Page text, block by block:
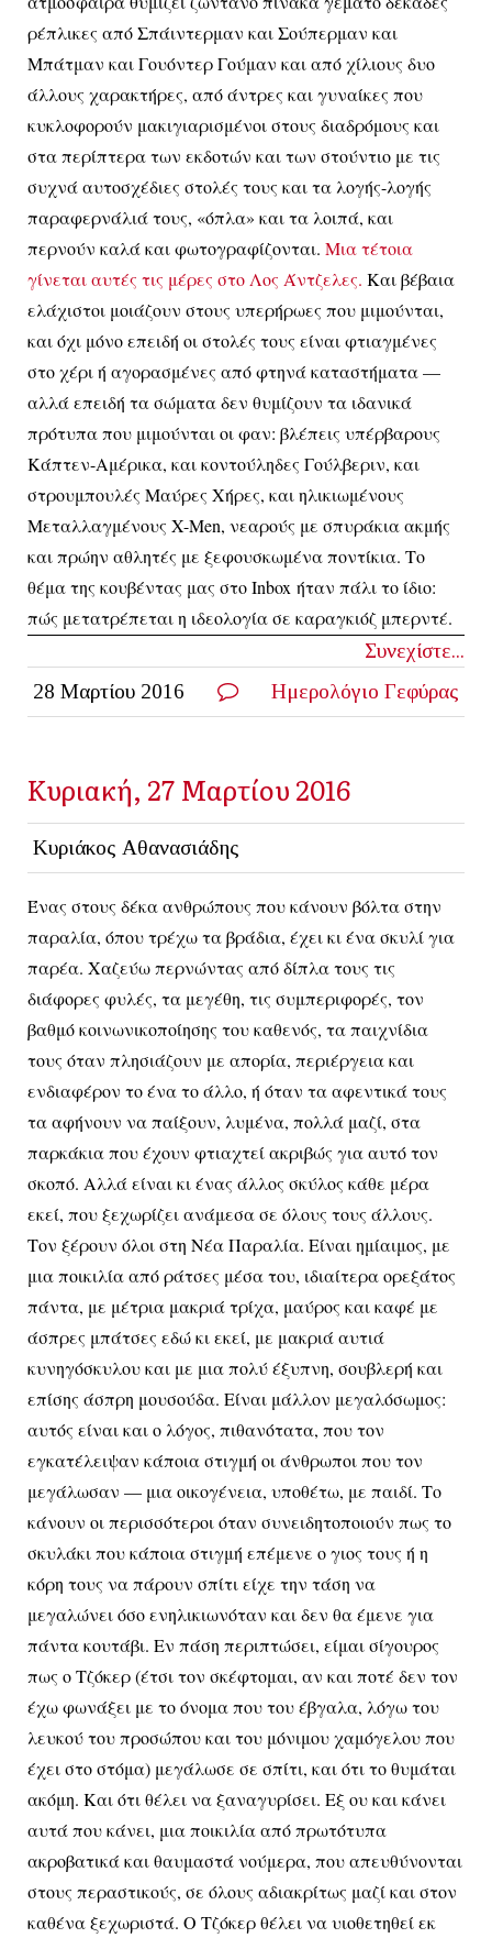
ρέπλικες από Σπάιντερμαν και Σούπερμαν και
Μπάτμαν και Γουόντερ Γούμαν και από χίλιους δυο
άλλους χαρακτήρες, από άντρες και γυναίκες που
κυκλοφορούν μακιγιαρισμένοι στους διαδρόμους και
στα περίπτερα των εκδοτών και των στούντιο με τις
συχνά αυτοσχέδιες στολές τους και τα λογής-λογής
παραφερνάλιά τους, «όπλα» και τα λοιπά, και
περνούν καλά και φωτογραφίζονται. Μια τέτοια
γίνεται αυτές τις μέρες στο Λος Άντζελες. Και βέβαια
ελάχιστοι μοιάζουν στους υπερήρωες που μιμούνται,
και όχι μόνο επειδή οι στολές τους είναι φτιαγμένες
στο χέρι ή αγορασμένες από φτηνά καταστήματα —
αλλά επειδή τα σώματα δεν θυμίζουν τα ιδανικά
πρότυπα που μιμούνται οι φαν: βλέπεις υπέρβαρους
Κάπτεν-Αμέρικα, και κοντούληδες Γούλβεριν, και
στρουμπουλές Μαύρες Χήρες, και ηλικιωμένους
Μεταλλαγμένους X-Men, νεαρούς με σπυράκια ακμής
και πρώην αθλητές με ξεφουσκωμένα ποντίκια. Το
θέμα της κουβέντας μας στοInbox ήταν πάλι το ίδιο:
πώς μετατρέπεται η ιδεολογία σε καραγκιόζ μπερντέ.
Συνεχίστε...
28 Μαρτίου 2016
Ημερολόγιο Γεφύρας
Κυριακή, 27 Μαρτίου 2016
Κυριάκος Αθανασιάδης
Ένας στους δέκα ανθρώπους που κάνουν βόλτα στην
παραλία, όπου τρέχω τα βράδια, έχει κι ένα σκυλί για
παρέα. Χαζεύω περνώντας από δίπλα τους τις
διάφορες φυλές, τα μεγέθη, τις συμπεριφορές, τον
βαθμό κοινωνικοποίησης του καθενός, τα παιχνίδια
τους όταν πλησιάζουν με απορία, περιέργεια και
ενδιαφέρον το ένα το άλλο, ή όταν τα αφεντικά τους
τα αφήνουν να παίξουν, λυμένα, πολλά μαζί, στα
παρκάκια που έχουν φτιαχτεί ακριβώς για αυτό τον
σκοπό. Αλλά είναι κι ένας άλλος σκύλος κάθε μέρα
εκεί, που ξεχωρίζει ανάμεσα σε όλους τους άλλους.
Τον ξέρουν όλοι στη Νέα Παραλία. Είναι ημίαιμος, με
μια ποικιλία από ράτσες μέσα του, ιδιαίτερα ορεξάτος
πάντα, με μέτρια μακριά τρίχα, μαύρος και καφέ με
άσπρες μπάτσες εδώ κι εκεί, με μακριά αυτιά
κυνηγόσκυλου και με μια πολύ έξυπνη, σουβλερή και
επίσης άσπρη μουσούδα. Είναι μάλλον μεγαλόσωμος:
αυτός είναι και ο λόγος, πιθανότατα, που τον
εγκατέλειψαν κάποια στιγμή οι άνθρωποι που τον
μεγάλωσαν — μια οικογένεια, υποθέτω, με παιδί. Το
κάνουν οι περισσότεροι όταν συνειδητοποιούν πως το
σκυλάκι που κάποια στιγμή επέμενε ο γιος τους ή η
κόρη τους να πάρουν σπίτι είχε την τάση να
μεγαλώνει όσο ενηλικιωνόταν και δεν θα έμενε για
πάντα κουτάβι. Εν πάση περιπτώσει, είμαι σίγουρος
πως ο Τζόκερ (έτσι τον σκέφτομαι, αν και ποτέ δεν τον
έχω φωνάξει με το όνομα που του έβγαλα, λόγω του
λευκού του προσώπου και του μόνιμου χαμόγελου που
έχει στο στόμα) μεγάλωσε σε σπίτι, και ότι το θυμάται
ακόμη. Και ότι θέλει να ξαναγυρίσει. Εξ ου και κάνει
αυτά που κάνει, μια ποικιλία από πρωτότυπα
ακροβατικά και θαυμαστά νούμερα, που απευθύνονται
στους περαστικούς, σε όλους αδιακρίτως μαζί και στον
καθένα ξεχωριστά. Ο Τζόκερ θέλει να υιοθετηθεί εκ